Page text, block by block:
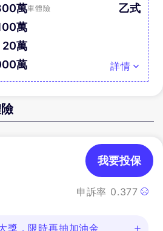
萬
萬
20萬
萬
車體險 乙式
詳情
申訴率 0.377
我要投保
獎，限時再抽加油金